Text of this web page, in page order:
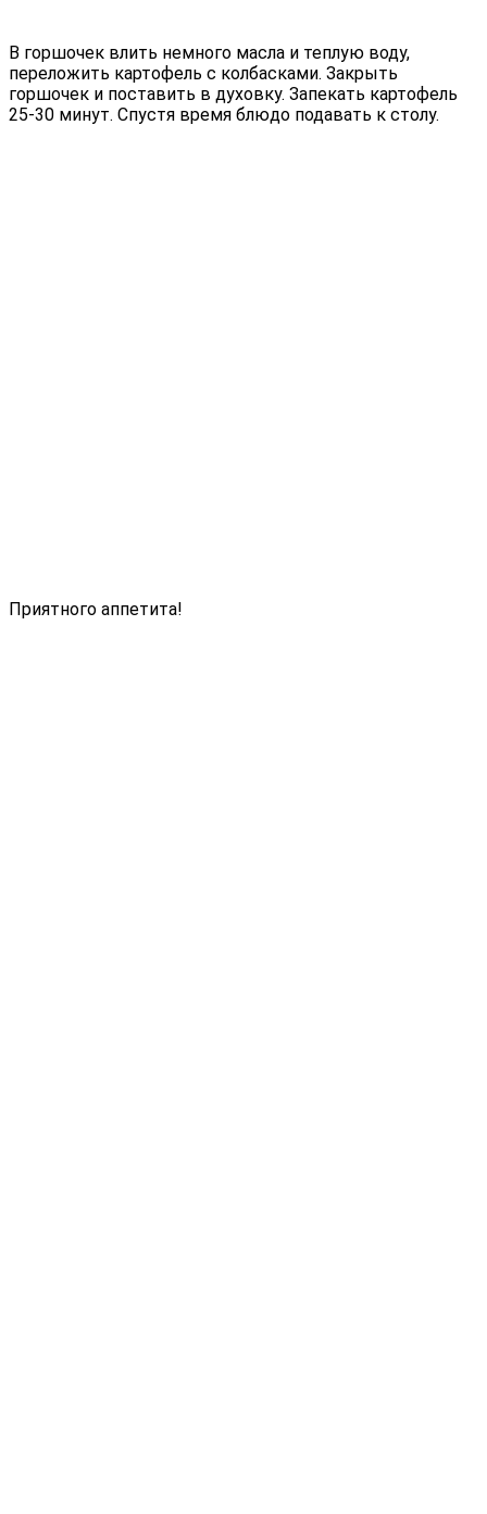
В горшочек влить немного масла и теплую воду,
переложить картофель с колбасками. Закрыть
горшочек и поставить в духовку. Запекать картофель
25-30 минут. Спустя время блюдо подавать к столу.
Приятного аппетита!